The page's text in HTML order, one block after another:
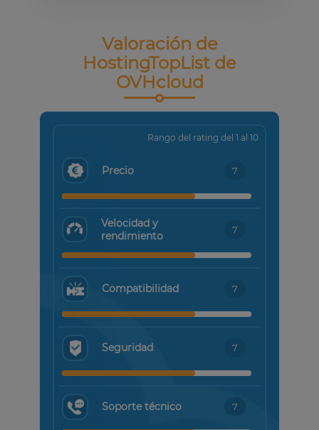
Valoración de
HostingTopList de
OVHcloud
Rango del rating del 1 al 10
Precio 7
Velocidad y
rendimiento
7
Compatibilidad 7
Seguridad 7
Soporte técnico 7